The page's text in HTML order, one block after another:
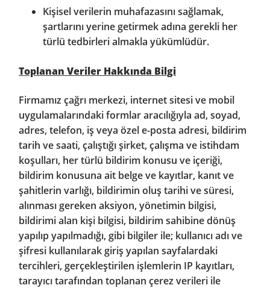
Kişisel verilerin muhafazasını sağlamak,
şartlarını yerine getirmek adına gerekli her
türlü tedbirleri almakla yükümlüdür.
Toplanan Veriler Hakkında Bilgi
Firmamız çağrı merkezi, internet sitesi ve mobil
uygulamalarındaki formlar aracılığıyla ad, soyad,
adres, telefon, iş veya özel e-posta adresi, bildirim
tarih ve saati, çalıştığı şirket, çalışma ve istihdam
koşulları, her türlü bildirim konusu ve içeriği,
bildirim konusuna ait belge ve kayıtlar, kanıt ve
şahitlerin varlığı, bildirimin oluş tarihi ve süresi,
alınması gereken aksiyon, yönetimin bilgisi,
bildirimi alan kişi bilgisi, bildirim sahibine dönüş
yapılıp yapılmadığı, gibi bilgiler ile; kullanıcı adı ve
şifresi kullanılarak giriş yapılan sayfalardaki
tercihleri, gerçekleştirilen işlemlerin IP kayıtları,
tarayıcı tarafından toplanan çerez verileri ile